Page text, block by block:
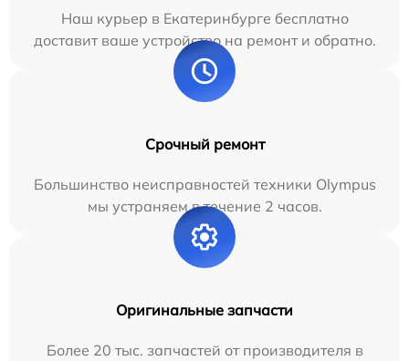
Наш курьер в Екатеринбурге бесплатно
доставит ваше устройство на ремонт и обратно.
Срочный ремонт
Большинство неисправностей техники Olympus
мы устраняем в течение 2 часов.
Оригинальные запчасти
Более 20 тыс. запчастей от производителя в